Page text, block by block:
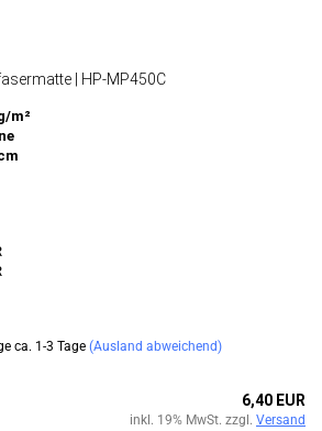
| HP-MP450C
m²
ca. 1-3 Tage (Ausland abweichend)
6,40 EUR
inkl. 19% MwSt. zzgl. Versand